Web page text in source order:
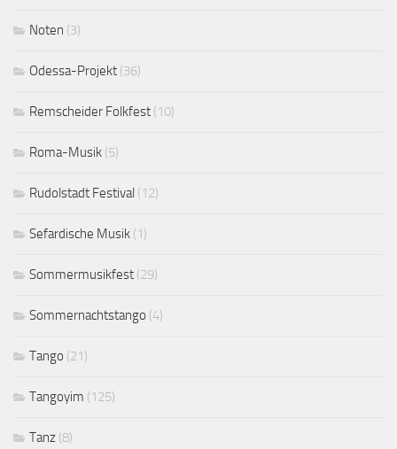
Noten (3)
Odessa-Projekt (36)
Remscheider Folkfest (10)
Roma-Musik (5)
Rudolstadt Festival (12)
Sefardische Musik (1)
Sommermusikfest (29)
Sommernachtstango (4)
Tango (21)
Tangoyim (125)
Tanz (8)